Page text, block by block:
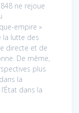
ne rejoue
empire »
la lutte des
directe et de
De même,
plus
la
dans la